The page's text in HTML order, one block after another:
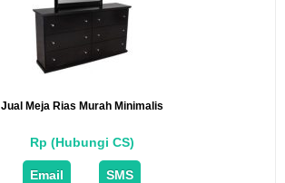
Jual Meja Rias Murah Minimalis
Rp (Hubungi CS)
Email SMS